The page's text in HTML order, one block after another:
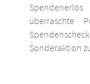
überraschte
Sonderaktion